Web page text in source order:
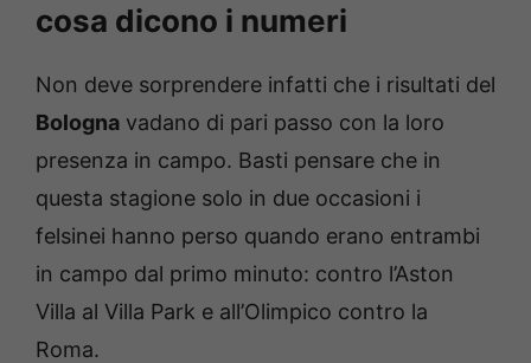
cosa dicono i numeri
Non deve sorprendere infatti che i risultati del
Bologna vadano di pari passo con la loro
presenza in campo. Basti pensare che in
questa stagione solo in due occasioni i
felsinei hanno perso quando erano entrambi
in campo dal primo minuto: contro l’Aston
Villa al Villa Park e all’Olimpico contro la
Roma.